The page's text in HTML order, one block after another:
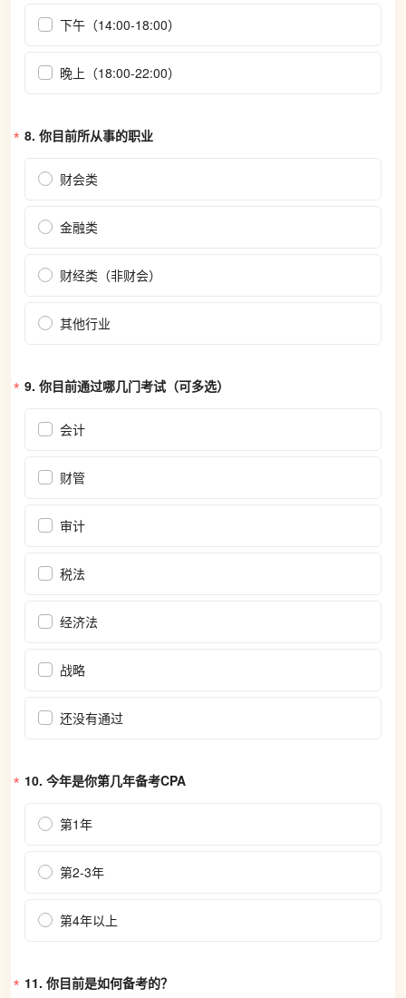
下午（14:00-18:00）
晚上（18:00-22:00）
8. 你目前所从事的职业
财会类
金融类
财经类（非财会）
其他行业
9. 你目前通过哪几门考试（可多选）
会计
财管
审计
税法
经济法
战略
还没有通过
10. 今年是你第几年备考CPA
第1年
第2-3年
第4年以上
11. 你目前是如何备考的？